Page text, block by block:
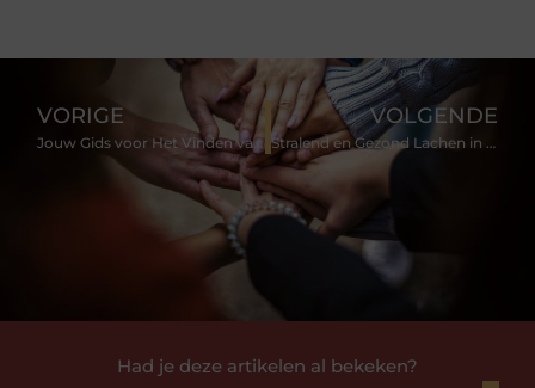
Had je deze artikelen al bekeken?
VORIGE
Jouw Gids voor Het Vinden van de Beste Notaris in Leiden
VOLGENDE
Stralend en Gezond Lachen in Leiden met Tandarts Leiden